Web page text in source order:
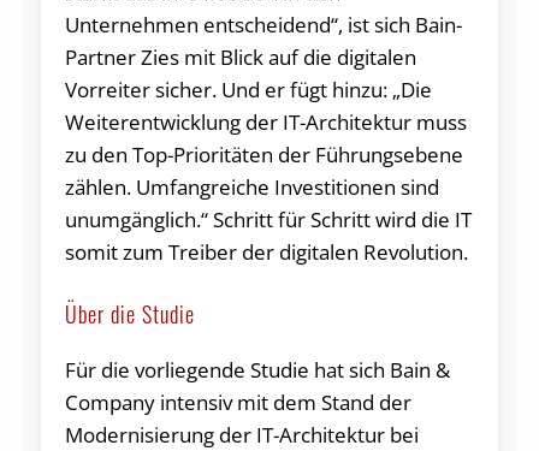
Unternehmen entscheidend“, ist sich Bain-
Partner Zies mit Blick auf die digitalen
Vorreiter sicher. Und er fügt hinzu: „Die
Weiterentwicklung der IT-Architektur muss
zu den Top-Prioritäten der Führungsebene
zählen. Umfangreiche Investitionen sind
unumgänglich.“ Schritt für Schritt wird die IT
somit zum Treiber der digitalen Revolution.
Über die Studie
Für die vorliegende Studie hat sich Bain &
Company intensiv mit dem Stand der
Modernisierung der IT-Architektur bei